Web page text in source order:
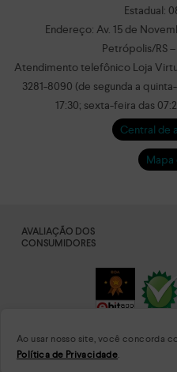
Ao usar nosso site, você concorda
Política de Privacidade.
Estadual:
Endereço: Av. 15 de
Petrópolis/RS
Atendimento telefônico Loja
3281-8090 (de segunda a
17:30; sexta-feira das
Central de
Mapa
AVALIAÇÃO DOS
CONSUMIDORES
DADOS